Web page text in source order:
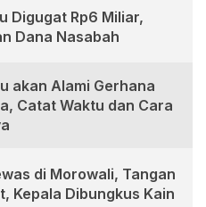
Digugat Rp6 Miliar,
Dana Nasabah
akan Alami Gerhana
Catat Waktu dan Cara
di Morowali, Tangan
Kepala Dibungkus Kain